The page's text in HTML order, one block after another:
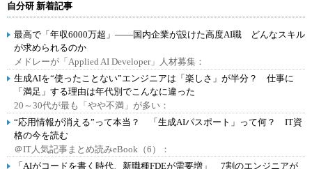
自分研 新着記事
最高で「年収6000万超」――国内企業が設けた高度AI職 どんなスキル
が求められるのか
メドレーが「Applied AI Developer」人材募集：
生成AIを“使ったことない”エンジニアは「楽しさ」が半分？ 仕事に
「満足」する理由は年代別でこんなに違った
20～30代が最も「やや不満」が多い：
“応用情報が消える”って本当？ 「生成AIパスポート」って何？ IT資
格の今を読む
＠IT人気記事まとめ読みeBook（6）：
「AIがコードを書く時代、新職種FDEが需要増」 7割のエンジニアが